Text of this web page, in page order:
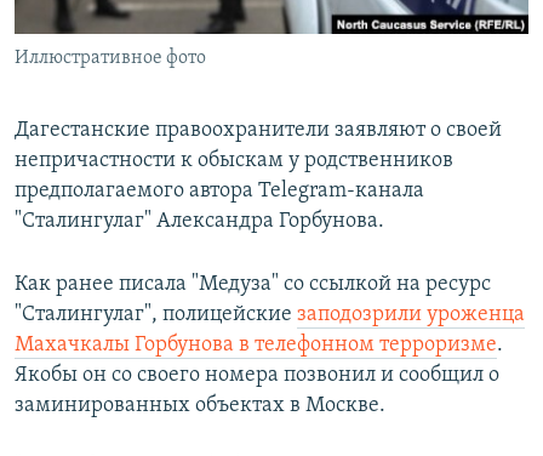
Иллюстративное фото
Дагестанские правоохранители заявляют о своей
непричастности к обыскам у родственников
предполагаемого автора Telegram-канала
"Сталингулаг" Александра Горбунова.
Как ранее писала "Медуза" со ссылкой на ресурс
"Сталингулаг", полицейские заподозрили уроженца
Махачкалы Горбунова в телефонном терроризме.
Якобы он со своего номера позвонил и сообщил о
заминированных объектах в Москве.